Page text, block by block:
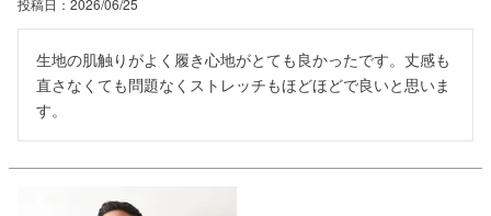
生地の肌触りがよく履き心地がとても良かったです。丈感も
直さなくても問題なくストレッチもほどほどで良いと思いま
す。